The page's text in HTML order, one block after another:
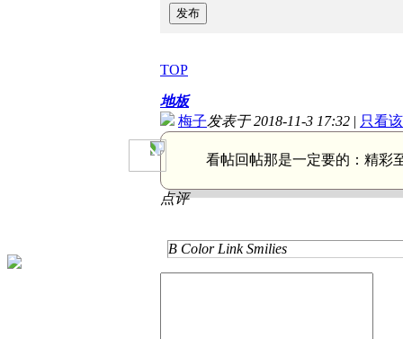
发布
TOP
地板
梅子发表于 2018-11-3 17:32 | 只看
看帖回帖那是一定要的： 精彩
点评
B Color Link Smilies